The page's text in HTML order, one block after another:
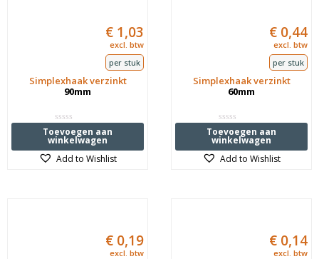
Simplexhaak verzinkt
90mm
Waardering
0
uit
5
€ 1,03
excl. btw
per stuk
Toevoegen aan
winkelwagen
Add to Wishlist
Simplexhaak verzinkt
60mm
Waardering
0
uit
5
€ 0,44
excl. btw
per stuk
Toevoegen aan
winkelwagen
Add to Wishlist
€ 0,19
excl. btw
€ 0,14
excl. btw